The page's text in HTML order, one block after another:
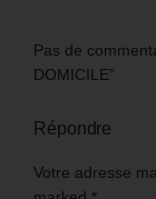
Pas de
DOMICILE”
Répondre
Votre adresse